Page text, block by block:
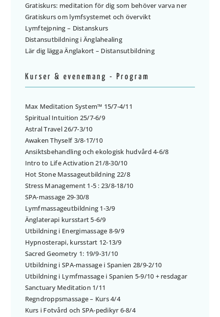
Gratiskurs: meditation för dig som behöver varva ner
Gratiskurs om lymfsystemet och övervikt
Lymftejpning – Distanskurs
Distansutbildning i Änglahealing
Lär dig lägga Änglakort – Distansutbildning
Kurser & evenemang - Program
Max Meditation System™ 15/7-4/11
Spiritual Intuition 25/7-6/9
Astral Travel 26/7-3/10
Awaken Thyself 3/8-17/10
Ansiktsbehandling och ekologisk hudvård 4-6/8
Intro to Life Activation 21/8-30/10
Hot Stone Massageutbildning 22/8
Stress Management 1-5 : 23/8-18/10
SPA-massage 29-30/8
Lymfmassageutbildning 1-3/9
Änglaterapi kursstart 5-6/9
Utbildning i Energimassage 8-9/9
Hypnosterapi, kursstart 12-13/9
Sacred Geometry 1: 19/9-31/10
Utbildning i SPA-massage i Spanien 28/9-2/10
Utbildning i Lymfmassage i Spanien 5-9/10 + resdagar
Sanctuary Meditation 1/11
Regndroppsmassage – Kurs 4/4
Kurs i Fotvård och SPA-pedikyr 6-8/4